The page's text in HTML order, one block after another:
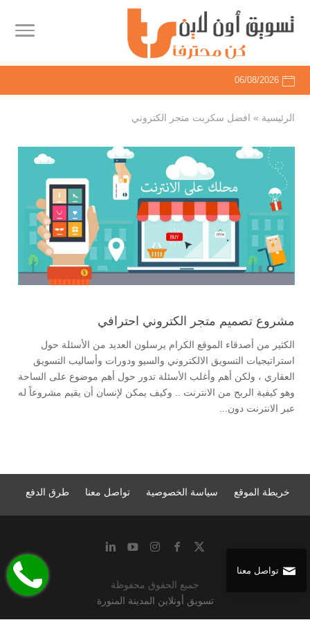
06/08/2026
الرئيسية » افضل سكربت متجر الكتروني
مشروع تصميم متجر الكتروني احترافي
الكثير من أصدقاء الموقع الكرام يرسلون العديد من الأسئلة حول
استراتيجيات التسويق الالكتروني والسيو ودورات وأساليب التسويق
العقاري ، ولكن أهم وأغلب الأسئلة تدور حول أهم موضوع على الساحة
وهو كيفية الربح من الانترنت .. وكيف يمكن لإنسان أن يقيم مشروعاً له
عبر الانترنت دون...
خريطة الموقع سياسة الخصوصية تواصل معنا طرق الدفع
جميع الحقوق محفوظة
تسويق أونلاين المدينة المنورة
تواصل معنا